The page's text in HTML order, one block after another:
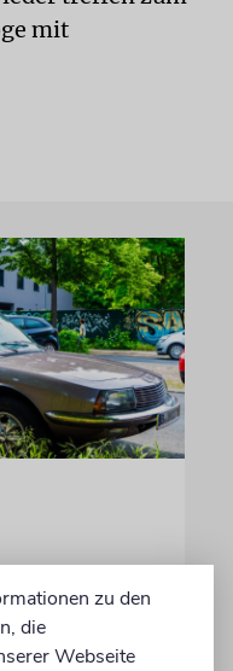
mit
sie nur in der
in Pankow
zu den
die
Webseite